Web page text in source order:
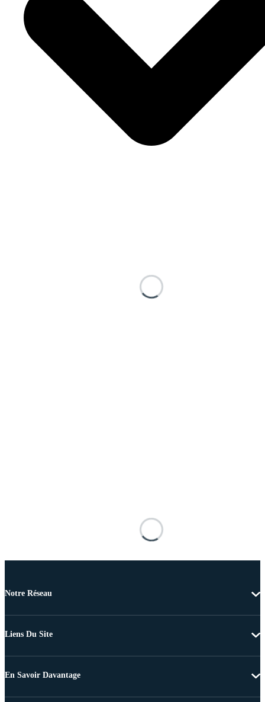
Notre Réseau
Liens Du Site
En Savoir Davantage